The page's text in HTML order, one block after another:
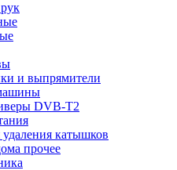
и выпрямители
DVB-T2
катышков
прочее